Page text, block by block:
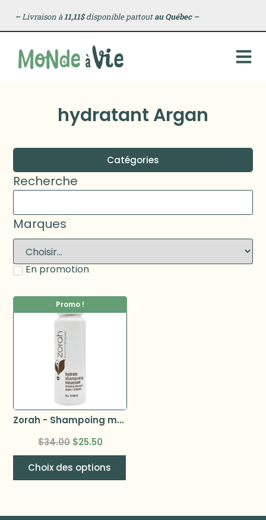
–Livraison à11,11$disponible partoutau Québec –
hydratant Argan
Catégories
Recherche
Marques
En promotion
Promo !
Zorah - Shampoing moussant 75g –
$34.00 $25.50
Choix des options